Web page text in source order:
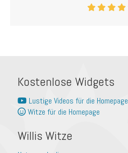
Kostenlose Widgets
Lustige Videos für die Homepage
Witze für die Homepage
Willis Witze